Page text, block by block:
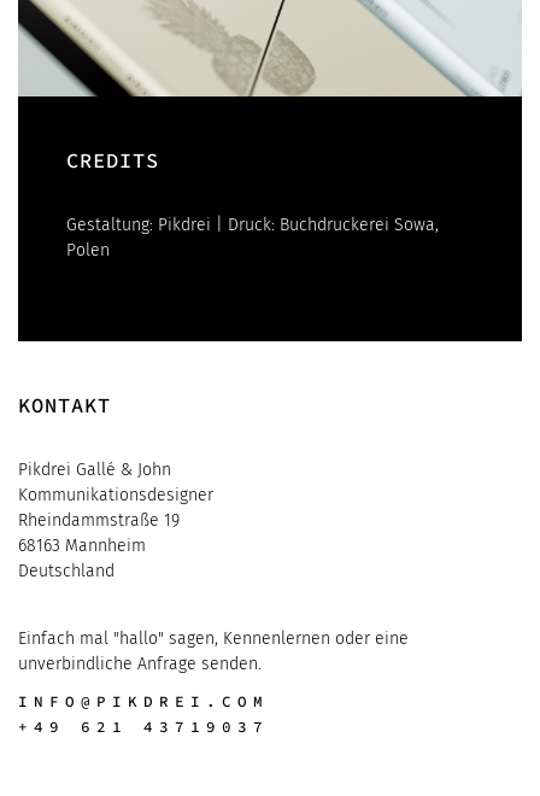
CREDITS
Gestaltung: Pikdrei | Druck: Buchdruckerei Sowa,
Polen
KONTAKT
Pikdrei Gallé & John
Kommunikationsdesigner
Rheindammstraße 19
68163 Mannheim
Deutschland
Einfach mal "hallo" sagen, Kennenlernen oder eine
unverbindliche Anfrage senden.
INFO@PIKDREI.COM
+49 621 43719037